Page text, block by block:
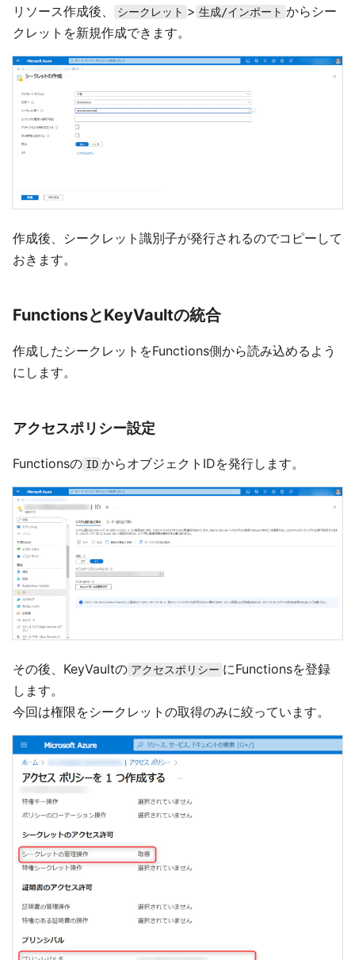
リソース作成後、 シークレット > 生成/インポート からシー
クレットを新規作成できます。
作成後、シークレット識別子が発行されるのでコピーして
おきます。
FunctionsとKeyVaultの統合
作成したシークレットをFunctions側から読み込めるよう
にします。
アクセスポリシー設定
Functionsの ID からオブジェクトIDを発行します。
その後、KeyVaultの アクセスポリシー にFunctionsを登録
します。
今回は権限をシークレットの取得のみに絞っています。